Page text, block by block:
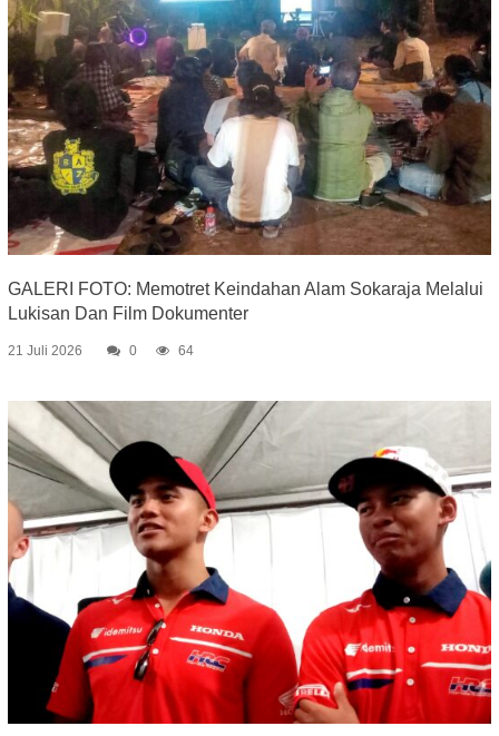
GALERI FOTO: Memotret Keindahan Alam Sokaraja Melalui
Lukisan Dan Film Dokumenter
21 Juli 2026 0 64